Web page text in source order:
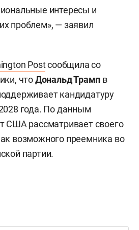
интересы и
проблем», — заявил
Postсообщила со
чтоДональд Трамп в
кандидатуру
года. По данным
США рассматривает своего
возможного преемника во
партии.